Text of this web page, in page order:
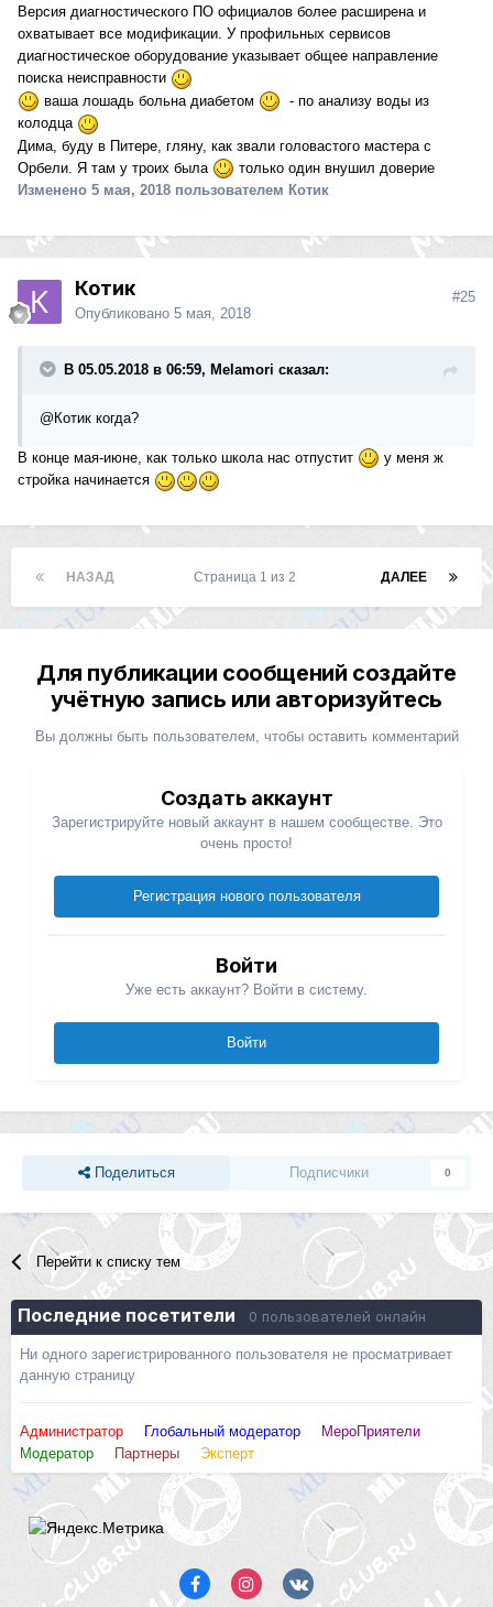
Версия диагностического ПО официалов более расширена и
охватывает все модификации. У профильных сервисов
диагностическое оборудование указывает общее направление
поиска неисправности
ваша лошадь больна диабетом
- по анализу воды из
колодца
Дима, буду в Питере, гляну, как звали головастого мастера с
Орбели. Я там у троих была
только один внушил доверие
Изменено 5 мая, 2018 пользователем Котик
Котик
Опубликовано 5 мая, 2018
#25
В 05.05.2018 в 06:59, Melamori сказал:
@Котик когда?
В конце мая-июне, как только школа нас отпустит
у меня ж
стройка начинается
НАЗАД ДАЛЕЕ
Страница 1 из 2
Для публикации сообщений создайте
учётную запись или авторизуйтесь
Вы должны быть пользователем, чтобы оставить комментарий
Создать аккаунт
Зарегистрируйте новый аккаунт в нашем сообществе. Это
очень просто!
Регистрация нового пользователя
Войти
Уже есть аккаунт? Войти в систему.
Войти
Поделиться Подписчики 0
Перейти к списку тем
Последние посетители 0 пользователей онлайн
Ни одного зарегистрированного пользователя не просматривает
данную страницу
Администратор Глобальный модератор
МероПриятели
Модератор
Партнеры Эксперт